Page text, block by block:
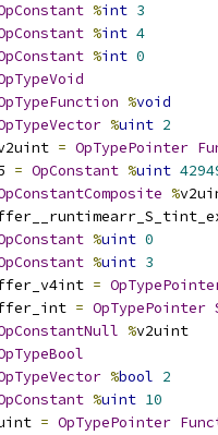
%int 3
%int 4
%int 0
%void
%uint 2
= OpTypePointer
= OpConstant %uint
%
%uint 0
%uint 3
=
= OpTypePointer
%v2uint
%bool 2
%uint 10
= OpTypePointer